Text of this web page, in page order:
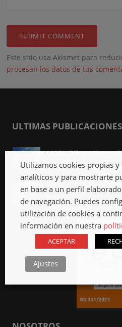
Este sitio usa Akismet para
procesan los datos de tus
ULTIMAS PUBLICACIONES
MODIKO llega a los
Abr 3rd, 2023
Viviendas
tienen
Mar 27th, 2023
Utilizamos cookies propias
analíticos y para mostrarte
en base a un perfil
de navegación. Puedes
utilización de cookies a
información en nuestra
ACEPTAR
Ajustes